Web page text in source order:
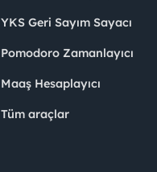
YKS Geri Sayım Sayacı
Pomodoro Zamanlayıcı
Maaş Hesaplayıcı
Tüm araçlar